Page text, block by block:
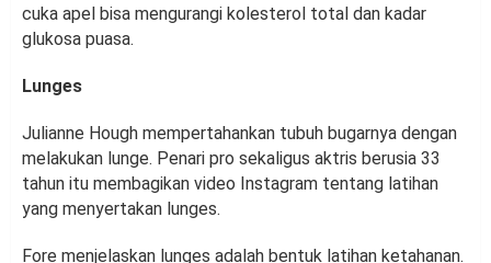
cuka apel bisa mengurangi kolesterol total dan kadar
glukosa puasa.
Lunges
Julianne Hough mempertahankan tubuh bugarnya dengan
melakukan lunge. Penari pro sekaligus aktris berusia 33
tahun itu membagikan video Instagram tentang latihan
yang menyertakan lunges.
Fore menjelaskan lunges adalah bentuk latihan ketahanan.